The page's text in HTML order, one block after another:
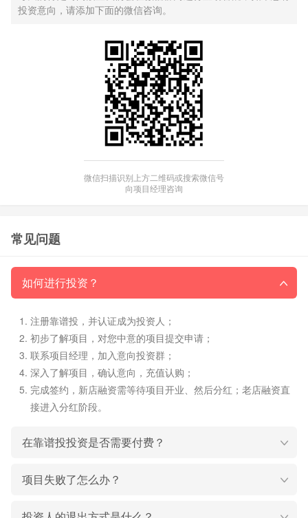
投资意向，请添加下面的微信咨询。
微信扫描识别上方二维码或搜索微信号
向项目经理咨询
常见问题
如何进行投资？
注册靠谱投，并认证成为投资人；
初步了解项目，对您中意的项目提交申请；
联系项目经理，加入意向投资群；
深入了解项目，确认意向，充值认购；
完成签约，新店融资需等待项目开业、然后分红；老店融资直
接进入分红阶段。
在靠谱投投资是否需要付费？
项目失败了怎么办？